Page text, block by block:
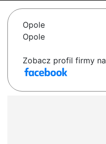
Opole
Opole
Zobacz profil firmy na